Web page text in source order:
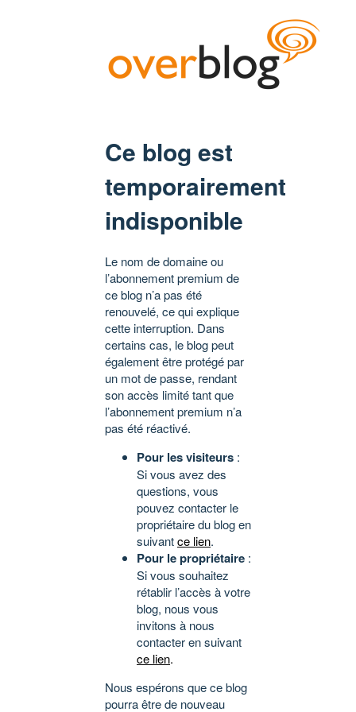
Ce blog est
temporairement
indisponible
Le nom de domaine ou
l’abonnement premium de
ce blog n’a pas été
renouvelé, ce qui explique
cette interruption. Dans
certains cas, le blog peut
également être protégé par
un mot de passe, rendant
son accès limité tant que
l’abonnement premium n’a
pas été réactivé.
Pour les visiteurs :
Si vous avez des
questions, vous
pouvez contacter le
propriétaire du blog en
suivantce lien.
Pour le propriétaire :
Si vous souhaitez
rétablir l’accès à votre
blog, nous vous
invitons à nous
contacter en suivant
ce lien.
Nous espérons que ce blog
pourra être de nouveau